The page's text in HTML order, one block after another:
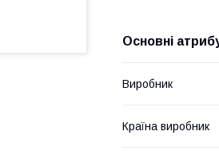
Основні
Виробник
Країна виробник